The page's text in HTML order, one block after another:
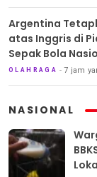
Argentina
atas Inggris di
Sepak Bola
OLAHRAGA 7 jam
NASIONAL